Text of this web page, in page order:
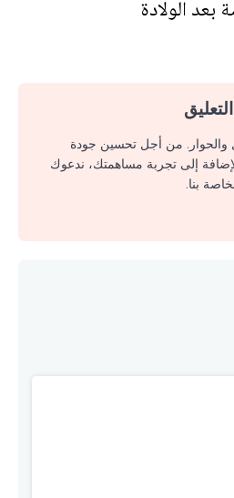
بعد الولادة
والحوار. من أجل تحسين جودة
إلى تجربة مساهمتك، ندعوك
بنا.